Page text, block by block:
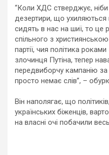
“Коли ХДС стверджує, ніби
дезертири, що ухиляються
сидять в нас на шиї, то це
спільного з
партії, чия політика
злочинця Путіна, тепер
передвиборчу кампанію за
просто немає слів”, –
Він наполягає, що
українських біженців,
на власні очі побачили